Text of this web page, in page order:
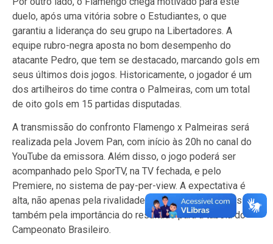
duelo, após uma vitória sobre o Estudiantes, o que
garantiu a liderança do seu grupo na Libertadores. A
equipe rubro-negra aposta no bom desempenho do
atacante Pedro, que tem se destacado, marcando gols em
seus últimos dois jogos. Historicamente, o jogador é um
dos artilheiros do time contra o Palmeiras, com um total
de oito gols em 15 partidas disputadas.
A transmissão do confronto Flamengo x Palmeiras será
realizada pela Jovem Pan, com início às 20h no canal do
YouTube da emissora. Além disso, o jogo poderá ser
acompanhado pelo SporTV, na TV fechada, e pelo
Premiere, no sistema de pay-per-view. A expectativa é
alta, não apenas pela rivalidade entre as equipes, mas
também pela importância do resultado para a tabela do
Campeonato Brasileiro.